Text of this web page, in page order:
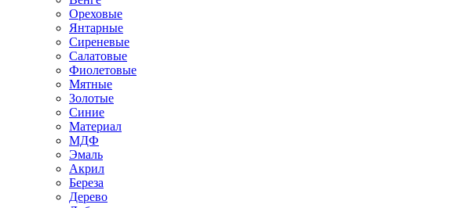
Ореховые
Янтарные
Сиреневые
Салатовые
Фиолетовые
Мятные
Золотые
Синие
Материал
МДФ
Эмаль
Акрил
Береза
Дерево